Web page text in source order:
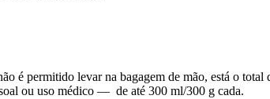
é permitido levar na bagagem de mão, está o
ou uso médico — de até 300 ml/300 g cada.